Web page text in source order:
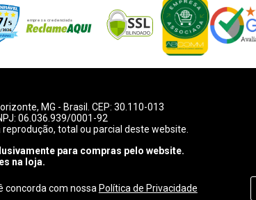
, MG - Brasil. CEP: 30.110-013
06.036.939/0001-92
total ou parcial deste website.
para compras pelo website.
na loja.
concorda com nossa Política de Privacidade